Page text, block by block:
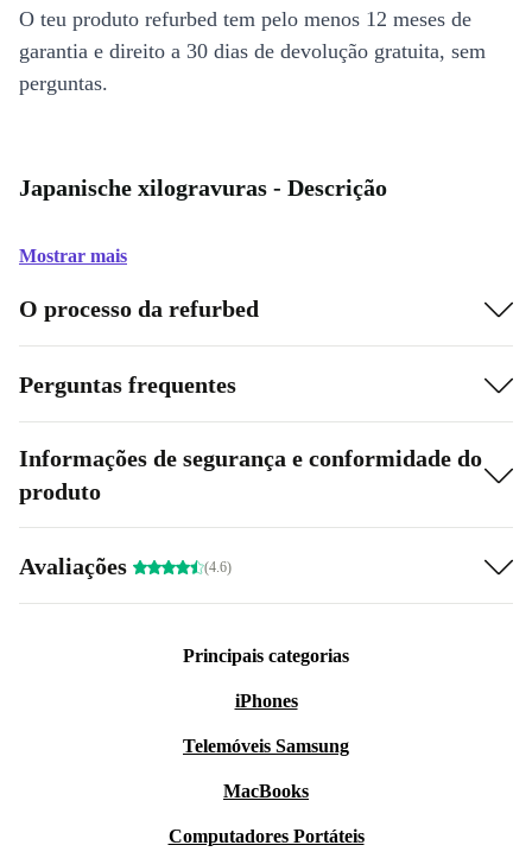
O teu produto refurbed tem pelo menos 12 meses de
garantia e direito a 30 dias de devolução gratuita, sem
perguntas.
Japanische xilogravuras - Descrição
Mostrar mais
O processo da refurbed
Perguntas frequentes
Informações de segurança e conformidade do
produto
Avaliações (4.6)
Principais categorias
iPhones
Telemóveis Samsung
MacBooks
Computadores Portáteis